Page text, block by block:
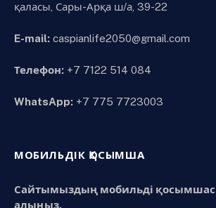
қаласы, Сары-Арқа ш/а, 39-22
E-mail: caspianlife2050@gmail.com
Телефон: +7 7122 514 084
WhatsApp: +7 775 7723003
МОБИЛЬДІК ҚОСЫМША
Сайтымыздың мобильді
алыңыз.